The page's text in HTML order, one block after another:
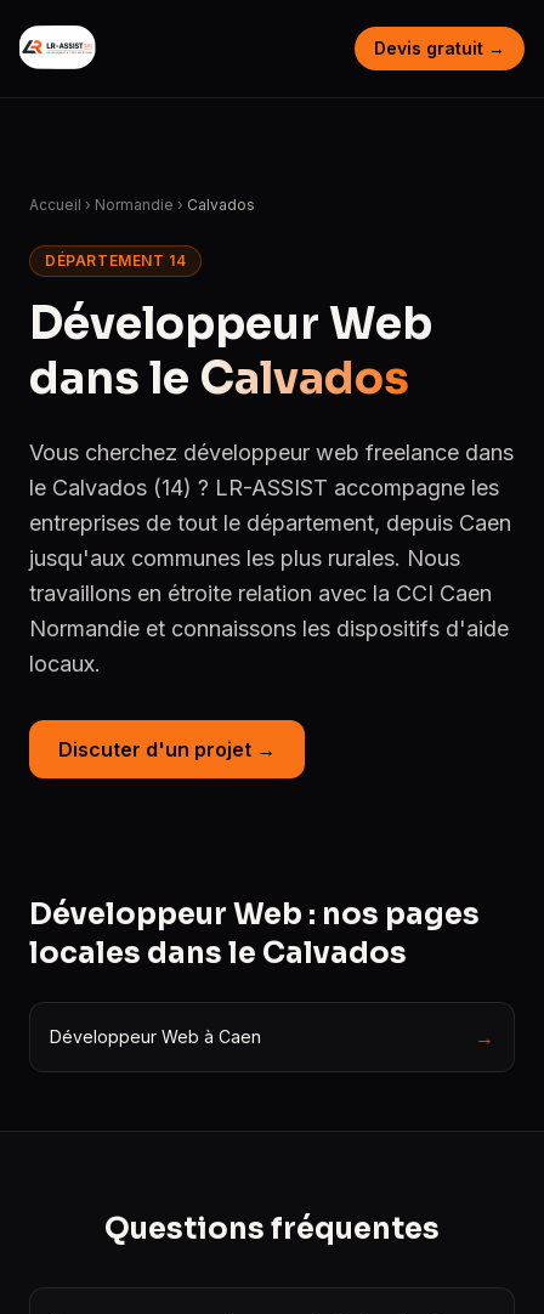
Devis gratuit →
Accueil › Normandie › Calvados
DÉPARTEMENT 14
Développeur Web
dans le Calvados
Vous cherchez développeur web freelance dans
le Calvados (14) ? LR-ASSIST accompagne les
entreprises de tout le département, depuis Caen
jusqu'aux communes les plus rurales. Nous
travaillons en étroite relation avec la CCI Caen
Normandie et connaissons les dispositifs d'aide
locaux.
Discuter d'un projet →
Développeur Web : nos pages
locales dans le Calvados
Développeur Web à Caen →
Questions fréquentes